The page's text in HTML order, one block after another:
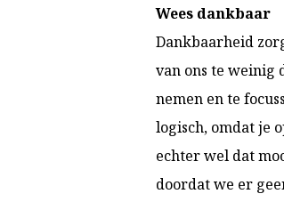
Wees dankbaar
Dankbaarheid
van ons te weinig
nemen en te
logisch, omdat je
echter wel dat
doordat we er